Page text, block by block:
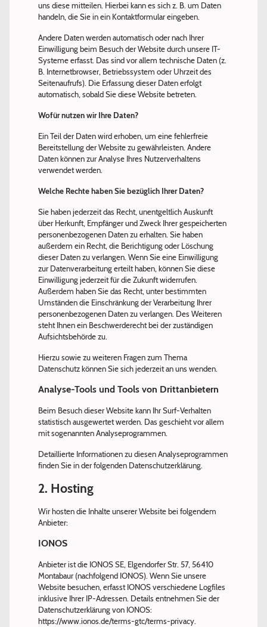
uns diese mitteilen. Hierbei kann es sich z. B. um Daten
handeln, die Sie in ein Kontaktformular eingeben.
Andere Daten werden automatisch oder nach Ihrer
Einwilligung beim Besuch der Website durch unsere IT-
Systeme erfasst. Das sind vor allem technische Daten (z.
B. Internetbrowser, Betriebssystem oder Uhrzeit des
Seitenaufrufs). Die Erfassung dieser Daten erfolgt
automatisch, sobald Sie diese Website betreten.
Wofür nutzen wir Ihre Daten?
Ein Teil der Daten wird erhoben, um eine fehlerfreie
Bereitstellung der Website zu gewährleisten. Andere
Daten können zur Analyse Ihres Nutzerverhaltens
verwendet werden.
Welche Rechte haben Sie bezüglich Ihrer Daten?
Sie haben jederzeit das Recht, unentgeltlich Auskunft
über Herkunft, Empfänger und Zweck Ihrer gespeicherten
personenbezogenen Daten zu erhalten. Sie haben
außerdem ein Recht, die Berichtigung oder Löschung
dieser Daten zu verlangen. Wenn Sie eine Einwilligung
zur Datenverarbeitung erteilt haben, können Sie diese
Einwilligung jederzeit für die Zukunft widerrufen.
Außerdem haben Sie das Recht, unter bestimmten
Umständen die Einschränkung der Verarbeitung Ihrer
personenbezogenen Daten zu verlangen. Des Weiteren
steht Ihnen ein Beschwerderecht bei der zuständigen
Aufsichtsbehörde zu.
Hierzu sowie zu weiteren Fragen zum Thema
Datenschutz können Sie sich jederzeit an uns wenden.
Analyse-Tools und Tools von Drittanbietern
Beim Besuch dieser Website kann Ihr Surf-Verhalten
statistisch ausgewertet werden. Das geschieht vor allem
mit sogenannten Analyseprogrammen.
Detaillierte Informationen zu diesen Analyseprogrammen
finden Sie in der folgenden Datenschutzerklärung.
2. Hosting
Wir hosten die Inhalte unserer Website bei folgendem
Anbieter:
IONOS
Anbieter ist die IONOS SE, Elgendorfer Str. 57, 56410
Montabaur (nachfolgend IONOS). Wenn Sie unsere
Website besuchen, erfasst IONOS verschiedene Logfiles
inklusive Ihrer IP-Adressen. Details entnehmen Sie der
Datenschutzerklärung von IONOS:
https://www.ionos.de/terms-gtc/terms-privacy.